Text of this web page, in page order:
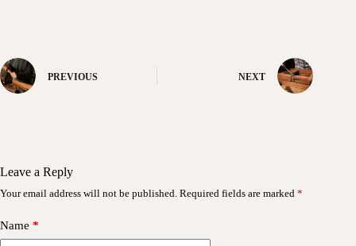
PREVIOUS NEXT
Leave a Reply
Your email address will not be published. Required fields are marked *
Name *